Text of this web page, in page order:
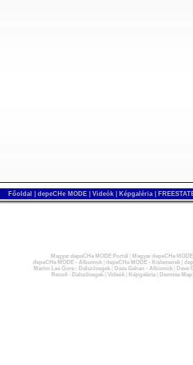
Főoldal depeCHe MODE Videók Képgaléria
Magyar depeCHe MODE Portál
Magyar depeCHe
depeCHe MODE - Albumok| depeCHe MODE - Kislemezek|
Martin Lee Gore - Dalszövegek| Dave Gahan - Albumok|
Dave
Recoil - Dalszövegek| Videók| Képgaléria| Devotee Map